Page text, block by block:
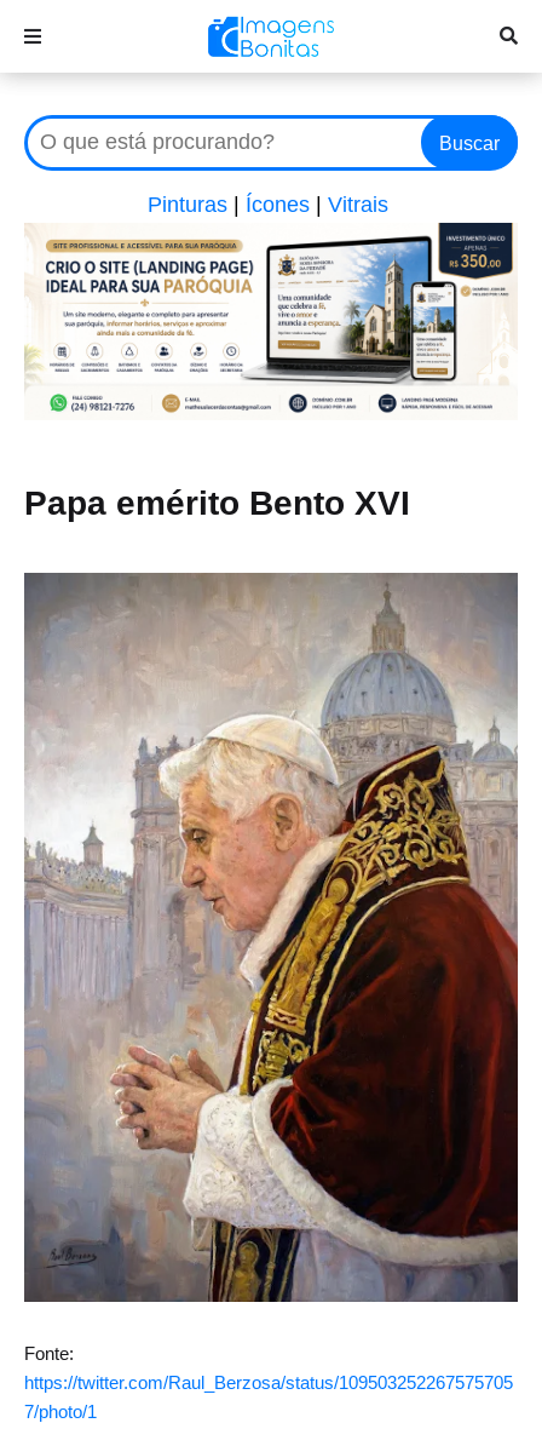
Buscar
Pinturas Ícones Vitrais
Papa emérito Bento XVI
Fonte:
https://twitter.com/Raul_Berzosa/status/109503252267575705
7/photo/1